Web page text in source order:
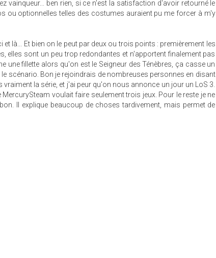
ben rien, si ce n'est la satisfaction d'avoir retourné le
ou optionnelles telles des costumes auraient pu me forcer à m'y
là... Et bien on le peut par deux ou trois points : premièrement les
elles sont un peu trop redondantes et n'apportent finalement pas
une fillette alors qu'on est le Seigneur des Ténèbres, ça casse un
scénario. Bon je rejoindrais de nombreuses personnes en disant
la série, et j'ai peur qu'on nous annonce un jour un LoS 3.
voulait faire seulement trois jeux. Pour le reste je ne
Il explique beaucoup de choses tardivement, mais permet de